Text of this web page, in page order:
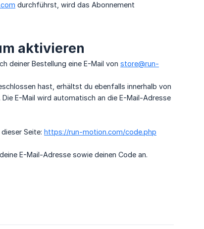
durchführst, wird das Abonnement
aktivieren
deiner Bestellung eine E-Mail von store@run-
hast, erhältst du ebenfalls innerhalb von
. Die E-Mail wird automatisch an die E-Mail-Adresse
Seite: https://run-motion.com/code.php
E-Mail-Adresse sowie deinen Code an.